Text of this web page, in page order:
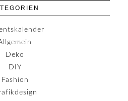
Deko
DIY
Fashion